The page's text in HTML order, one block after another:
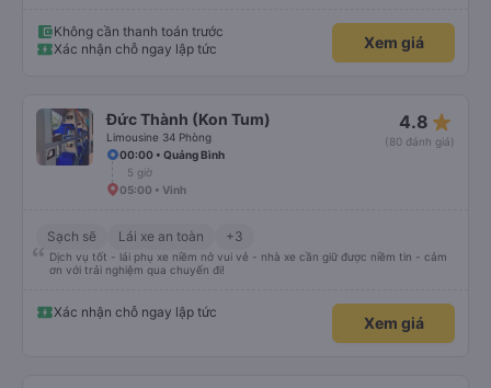
Không cần thanh toán trước
Xác nhận chỗ ngay lập tức
Xem giá
Đức Thành (Kon Tum)
Limousine 34 Phòng
4.8 star_rate
(80 đánh giá)
00:00 • Quảng Bình
5 giờ
05:00 • Vinh
Sạch sẽ Lái xe an toàn +3
Dịch vụ tốt - lái phụ xe niềm nở vui vẻ - nhà xe cần giữ được niềm tin - cảm
ơn với trải nghiệm qua chuyến đi!
Xác nhận chỗ ngay lập tức
Xem giá